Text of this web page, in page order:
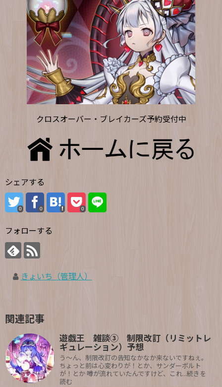
クロスオーバー・ブレイカーズ予約受付中
シェアする
0 0 0
フォローする
きょいち（管理人）
関連記事
遊戯王 雑談③ 制限改訂（リミットレ
ギュレーション）予想
う〜ん、制限改訂の告知なかなか来ないですねぇ。
ちょっと前は心変わりが！とか、サンダーボルト
が！とか 噂が流れていたんですけど、これ...続きを
読む